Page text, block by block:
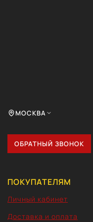
МОСКВА
ОБРАТНЫЙ ЗВОНОК
ПОКУПАТЕЛЯМ
Личный кабинет
Доставка и оплата